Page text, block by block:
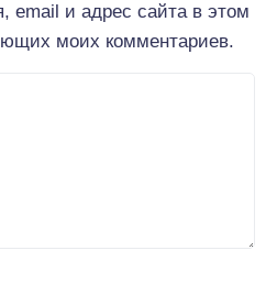
email и адрес сайта в этом
моих комментариев.